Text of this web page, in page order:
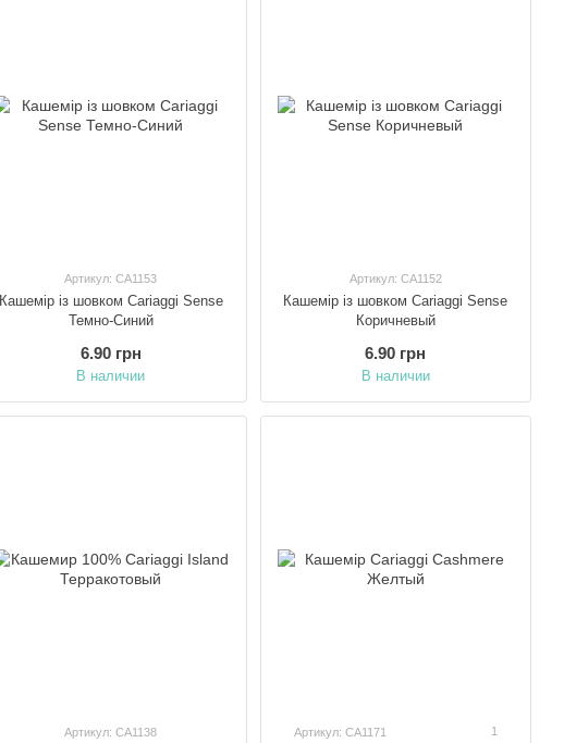
Артикул: CA1153
Кашемір із шовком Cariaggi Sense
Темно-Синий
6.90 грн
В наличии
Артикул: CA1152
Кашемір із шовком Cariaggi Sense
Коричневый
6.90 грн
В наличии
Артикул: CA1138 Артикул: CA1171 1